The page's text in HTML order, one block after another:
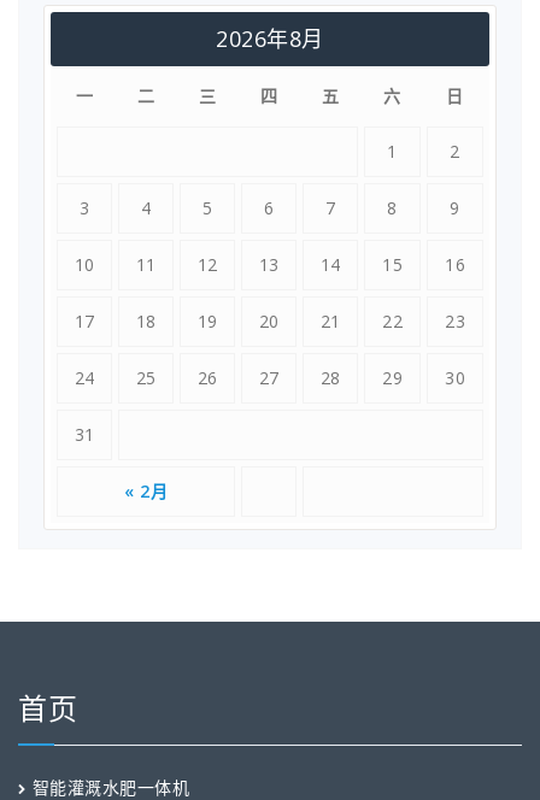
2026年8月
一 二 三 四 五 六 日
« 2月
1 2
3 4 5 6 7 8 9
10 11 12 13 14 15 16
17 18 19 20 21 22 23
24 25 26 27 28 29 30
31
首页
智能灌溉水肥一体机